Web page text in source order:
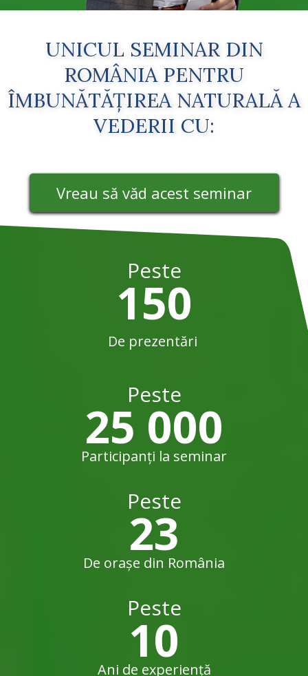
UNICUL SEMINAR DIN
ROMÂNIA PENTRU
ÎMBUNĂTĂȚIREA NATURALĂ A
VEDERII CU:
Vreau să văd acest seminar
Peste
150
De prezentări
Peste
25 000
Participanți la seminar
Peste
23
De orașe din România
Peste
10
Ani de experiență